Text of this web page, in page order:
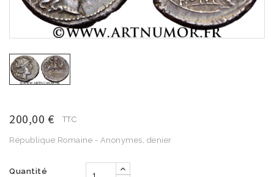
200,00 € TTC
République Romaine - Anonymes, denier
Quantité